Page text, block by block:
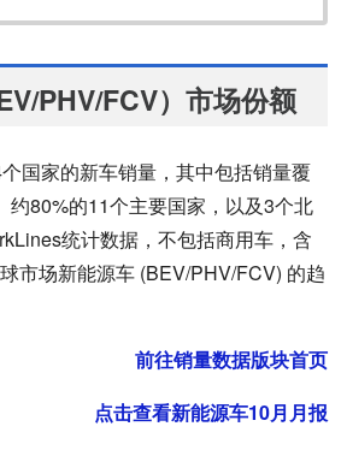
PHV/FCV）市场份额
家的新车销量，其中包括销量覆
约80%的11个主要国家，以及3个北
统计数据，不包括商用车，含
市场新能源车 (BEV/PHV/FCV) 的趋
前往销量数据版块首页
点击查看新能源车10月月报